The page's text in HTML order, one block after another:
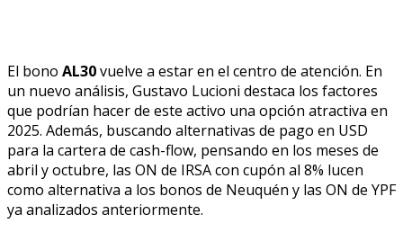
El bono AL30vuelve a estar en el centro de atención. En
un nuevo análisis, Gustavo Lucioni destaca los factores
que podrían hacer de este activo una opción atractiva en
2025. Además, buscando alternativas de pago en USD
para la cartera de cash-flow, pensando en los meses de
abril y octubre, las ON de IRSA con cupón al 8% lucen
como alternativa a los bonos de Neuquén y las ON de YPF
ya analizados anteriormente.